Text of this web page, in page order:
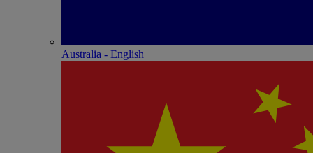
Australia - English